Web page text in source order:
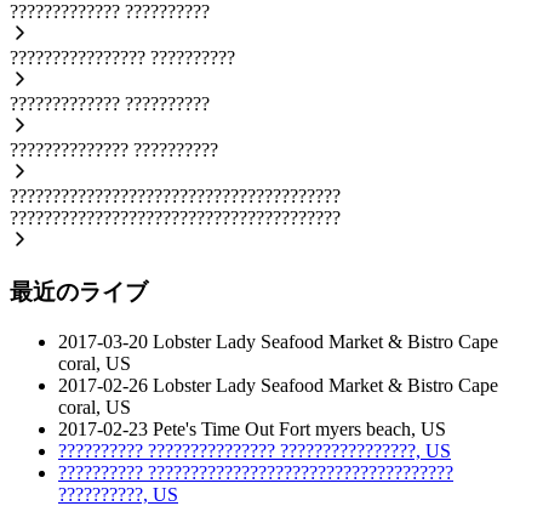
????????????? ??????????
???????????????? ??????????
????????????? ??????????
?????????????? ??????????
???????????????????????????????????????
???????????????????????????????????????
最近のライブ
2017-03-20 Lobster Lady Seafood Market & Bistro Cape
coral, US
2017-02-26 Lobster Lady Seafood Market & Bistro Cape
coral, US
2017-02-23 Pete's Time Out Fort myers beach, US
?????????? ??????????????? ????????????????, US
?????????? ????????????????????????????????????
??????????, US